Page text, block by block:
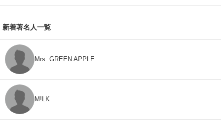
新着著名人一覧
Mrs. GREEN APPLE
M!LK